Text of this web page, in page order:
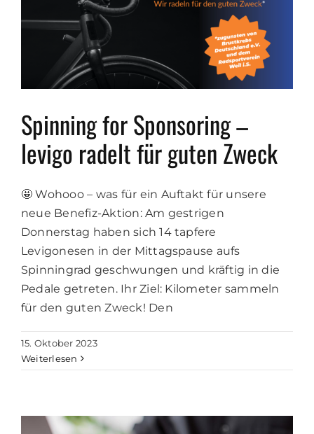
Spinning for Sponsoring –
levigo radelt für guten Zweck
🤩 Wohooo – was für ein Auftakt für unsere
neue Benefiz-Aktion: Am gestrigen
Donnerstag haben sich 14 tapfere
Levigonesen in der Mittagspause aufs
Spinningrad geschwungen und kräftig in die
Pedale getreten. Ihr Ziel: Kilometer sammeln
für den guten Zweck! Den
15. Oktober 2023
Weiterlesen